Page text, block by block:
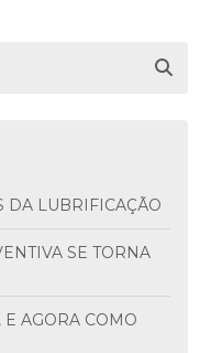
DA LUBRIFICAÇÃO